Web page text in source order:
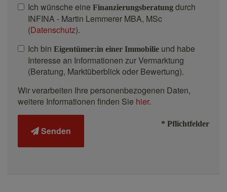
Ich wünsche eine Finanzierungsberatung durch
INFINA - Martin Lemmerer MBA, MSc
(Datenschutz).
Ich bin Eigentümer:in einer Immobilie und habe
Interesse an Informationen zur Vermarktung
(Beratung, Marktüberblick oder Bewertung).
Wir verarbeiten Ihre personenbezogenen Daten,
weitere Informationen finden Sie hier.
Senden
* Pflichtfelder